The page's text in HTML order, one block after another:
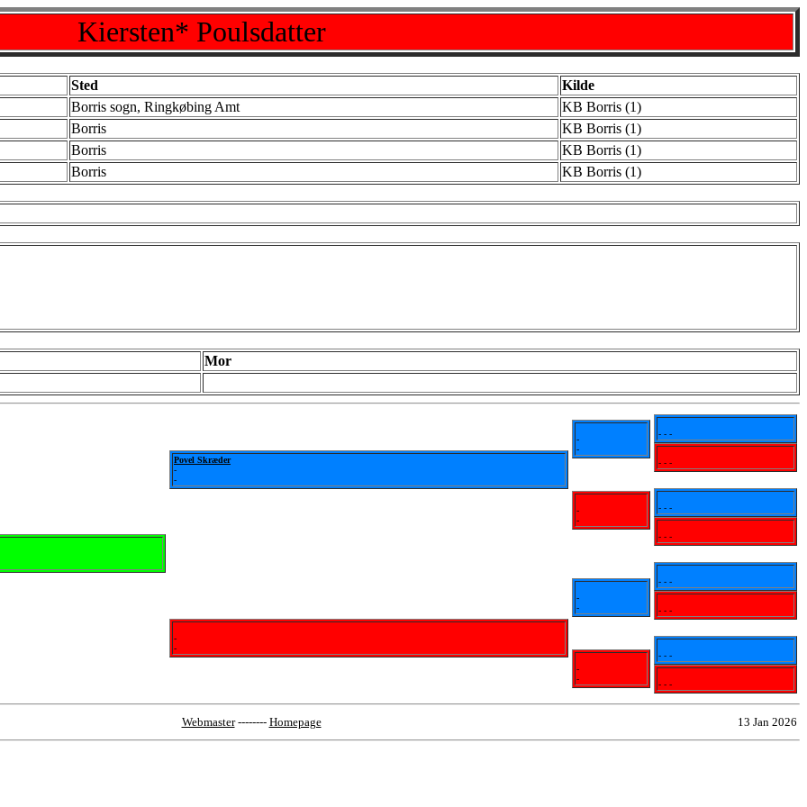
Kiersten* Poulsdatter
Sted
Kilde
Borris sogn, Ringkøbing Amt
KB Borris (1)
Borris
KB Borris (1)
Borris
KB Borris (1)
Borris KB Borris (1)
Mor
Povel Skræder
-
-
-
-
-
-
-
-
-
-
-
-
- - -
- - -
- - -
- - -
- - -
- - -
- - -
- - -
Webmaster-------- Homepage 13 Jan 2026